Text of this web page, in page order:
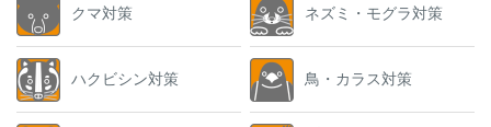
クマ対策
ハクビシン対策
ネズミ・モグラ対策
鳥・カラス対策